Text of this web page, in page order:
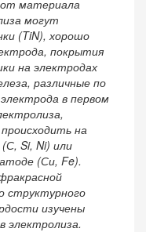
материала
могут
(TiN), хорошо
покрытия
на электродах
различные по
в первом
на
Si, Ni) или
(Си, Fe).
структурного
изучены
электролиза.